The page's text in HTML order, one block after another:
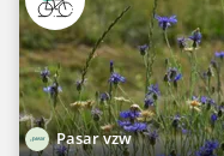
Pasar vzw